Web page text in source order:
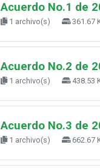
Acuerdo No.1 de
1 archivo(s) 361.67
Acuerdo No.2 de
1 archivo(s) 438.53
Acuerdo No.3 de
1 archivo(s) 662.67